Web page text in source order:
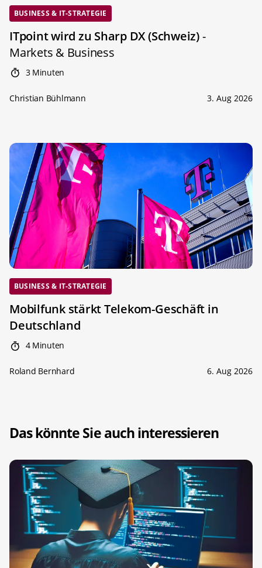
BUSINESS & IT-STRATEGIE
ITpoint wird zu Sharp DX (Schweiz)-
Markets & Business
3 Minuten
Christian Bühlmann 3. Aug 2026
BUSINESS & IT-STRATEGIE
Mobilfunk stärkt Telekom-Geschäft in
Deutschland
4 Minuten
Roland Bernhard 6. Aug 2026
Das könnte Sie auch interessieren